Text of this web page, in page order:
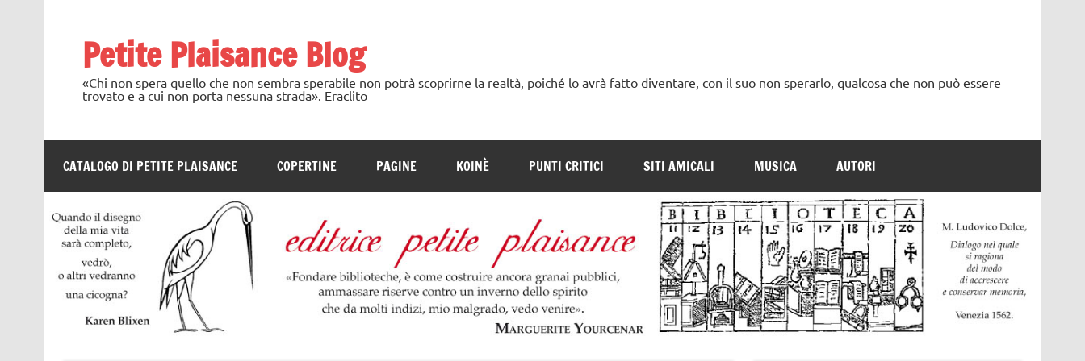
Petite Plaisance Blog
«Chi non spera quello che non sembra sperabile non potrà scoprirne la realtà, poiché lo avrà fatto diventare, con il suo non sperarlo, qualcosa che non può essere
trovato e a cui non porta nessuna strada». Eraclito
CATALOGO DI PETITE PLAISANCE COPERTINE PAGINE KOINÈ PUNTI CRITICI SITI AMICALI MUSICA AUTORI